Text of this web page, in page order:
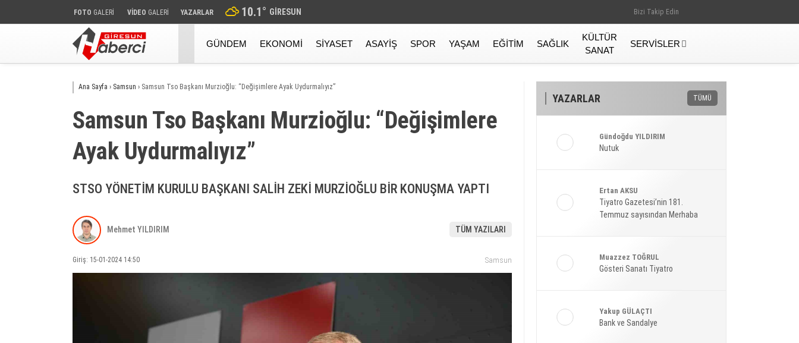
Ekonomi
FOTO GALERİ VİDEO GALERİ YAZARLAR 10.1° GIRESUN Bizi Takip Edin
GÜNDEM EKONOMI SIYASET ASAYIŞ SPOR YAŞAM EĞITIM SAĞLIK
KÜLTÜR
SANAT
SERVISLER
Ana Sayfa › Samsun › Samsun Tso Başkanı Murzi̇oğlu: “Deği̇şi̇mlere Ayak Uydurmalıyız”
Samsun Tso Başkanı Murzi̇oğlu: “Deği̇şi̇mlere
Ayak Uydurmalıyız”
STSO YÖNETİM KURULU BAŞKANI SALİH ZEKİ MURZİOĞLU BİR KONUŞMA YAPTI
Mehmet YILDIRIM TÜM YAZILARI
Giriş: 15-01-2024 14:50 Samsun
YAZARLAR TÜMÜ
Gündoğdu YILDIRIM
Nutuk
Ertan AKSU
Tiyatro Gazetesi’nin 181.
Temmuz sayısından Merhaba
Muazzez TOĞRUL
Gösteri Sanatı Tiyatro
Yakup GÜLAÇTI
Bank ve Sandalye